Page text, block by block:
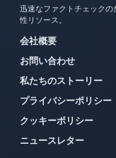
迅速なファクトチェック
性リソース。
会社概要
お問い合わせ
私たちのストーリー
プライバシーポリシー
クッキーポリシー
ニュースレター